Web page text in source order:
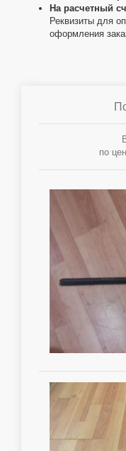
На расчетный
Реквизиты для
оформления
по